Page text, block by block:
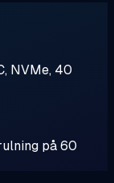
NVMe, 40
på 60